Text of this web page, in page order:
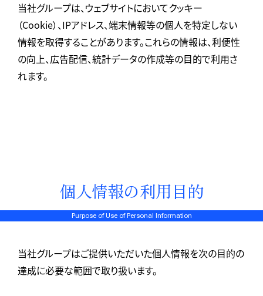
当社グループは、ウェブサイトにおいてクッキー
（Cookie）、IPアドレス、端末情報等の個人を特定しない
情報を取得することがあります。これらの情報は、利便性
の向上、広告配信、統計データの作成等の目的で利用さ
れます。
個人情報の利用目的
Purpose of Use of Personal Information
当社グループはご提供いただいた個人情報を次の目的の
達成に必要な範囲で取り扱います。